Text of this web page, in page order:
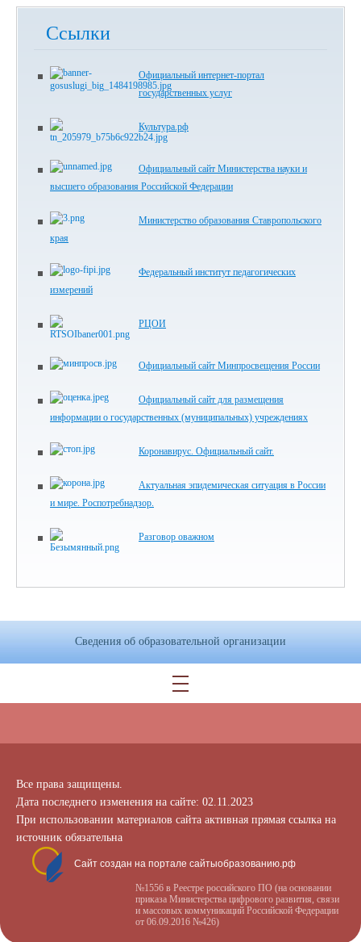
Ссылки
Официальный интернет-портал
государственных услуг
Культура.рф
Официальный сайт Министерства науки и
высшего образования Российской Федерации
Министерство образования Ставропольского
края
Федеральный институт педагогических
измерений
РЦОИ
Официальный сайт Минпросвещения России
Официальный сайт для размещения
информации о государственных (муниципальных) учреждениях
Коронавирус. Официальный сайт.
Актуальная эпидемическая ситуация в России
и мире. Роспотребнадзор.
Разговор оважном
Сведения об образовательной организации
Все права защищены.
Дата последнего изменения на сайте: 02.11.2023
При использовании материалов сайта активная прямая ссылка на
источник обязательна
Сайт создан на портале сайтыобразованию.рф
№1556 в Реестре российского ПО (на основании
приказа Министерства цифрового развития, связи
и массовых коммуникаций Российской Федерации
от 06.09.2016 №426)